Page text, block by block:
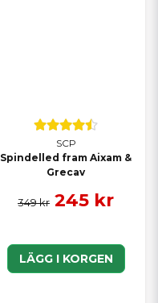
SCP
Spindelled fram Aixam &
Grecav
349 kr 245 kr
LÄGG I KORGEN